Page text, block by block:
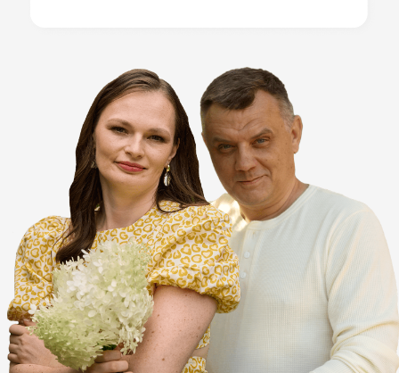
95% дачников не умеют
диагностировать болезни
и действуют на авось
Вы гуглите «жёлтые листья
огурцы», читаете 20 советов —
и каждый говорит разное.
В
итоге либо ничего не делаете
(и теряете урожай), либо
делаете наугад (и делаете хуже)
РЕАЛЬНОСТЬ: